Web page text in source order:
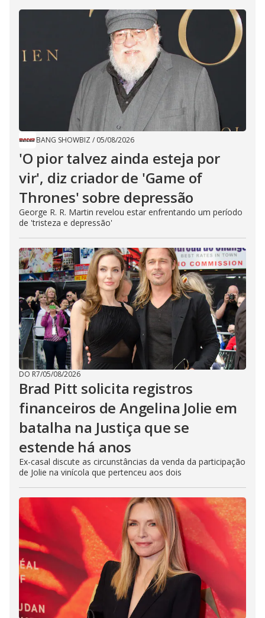
BANG SHOWBIZ / 05/08/2026
'O pior talvez ainda esteja por
vir', diz criador de 'Game of
Thrones' sobre depressão
George R. R. Martin revelou estar enfrentando um período
de 'tristeza e depressão'
DO R7/05/08/2026
Brad Pitt solicita registros
financeiros de Angelina Jolie em
batalha na Justiça que se
estende há anos
Ex-casal discute as circunstâncias da venda da participação
de Jolie na vinícola que pertenceu aos dois